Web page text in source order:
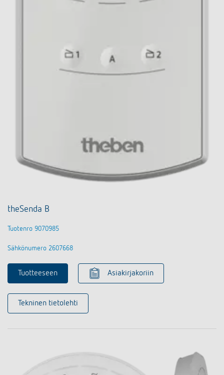
theSenda B
Tuotenro 9070985
Sähkönumero 2607668
Tuotteeseen Asiakirjakoriin
Tekninen tietolehti